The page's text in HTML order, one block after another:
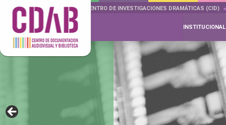
DOCUMENTA DRAMÁTICAS CENTRO DE INVESTIGACIONES DRAMÁTICAS (CID)
INSTITUCIONAL